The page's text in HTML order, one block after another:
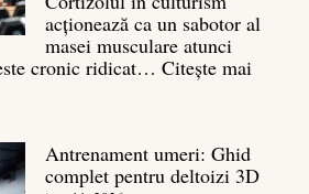
acționează ca un sabotor al
masei musculare atunci
cronic ridicat… Citește mai
Antrenament umeri: Ghid
complet pentru deltoizi 3D